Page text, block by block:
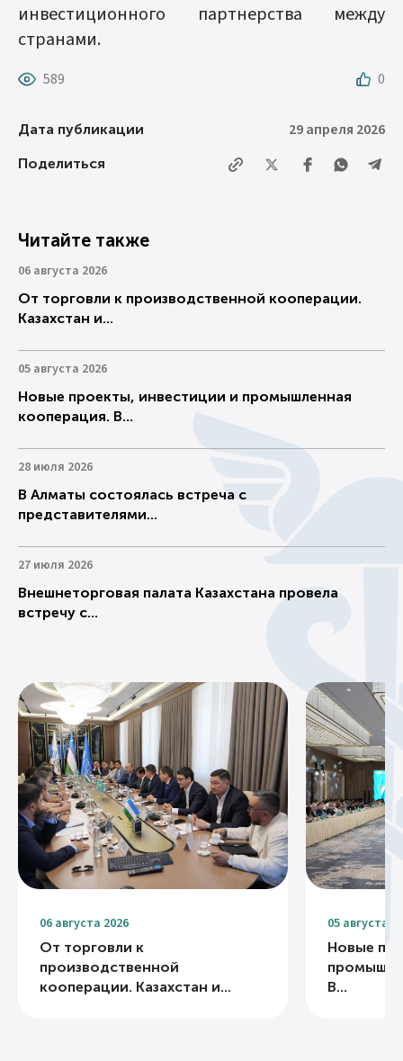
инвестиционного партнерства между
странами.
589 0
Дата публикации 29 апреля 2026
Поделиться
Читайте также
06 августа 2026
От торговли к производственной кооперации.
Казахстан и...
05 августа 2026
Новые проекты, инвестиции и промышленная
кооперация. В...
28 июля 2026
В Алматы состоялась встреча с
представителями...
27 июля 2026
Внешнеторговая палата Казахстана провела
встречу с...
06 августа 2026
От торговли к
производственной
кооперации. Казахстан и...
05 августа
Новые
В...